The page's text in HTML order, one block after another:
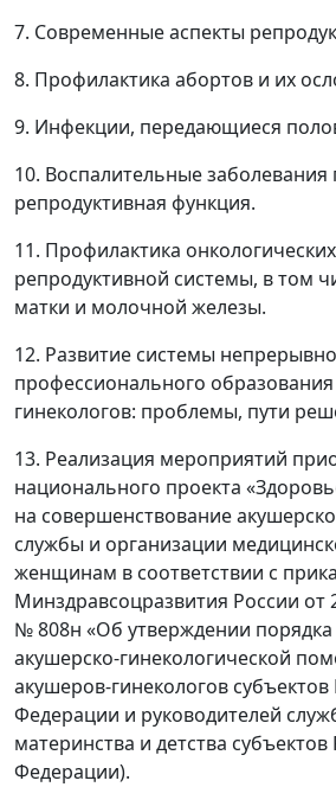
7. Современные аспекты
8. Профилактика абортов и их
9. Инфекции, передающиеся
10. Воспалительные заболевания
репродуктивная функция.
11. Профилактика
репродуктивной системы, в том
матки и молочной железы.
12. Развитие системы
профессионального
гинекологов: проблемы, пути
13. Реализация мероприятий
национального проекта
на совершенствование
службы и организации
женщинам в соответствии с
Минздравсоцразвития России от
№ 808н «Об утверждении порядка
акушерско-гинекологической
акушеров-гинекологов субъектов
Федерации и руководителей
материнства и детства субъектов
Федерации).